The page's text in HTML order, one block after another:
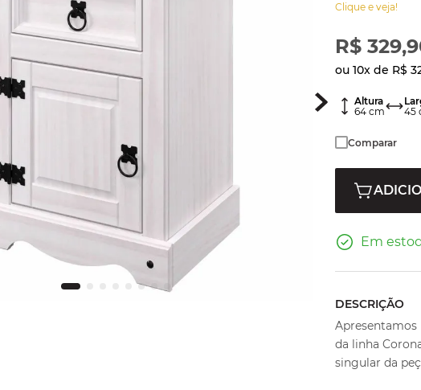
Clique e veja!
R$ 329,
ou 10x de R$
Altura
64 cm
45
Comparar
Em
DESCRIÇÃO
Apresentamos
da linha
singular da